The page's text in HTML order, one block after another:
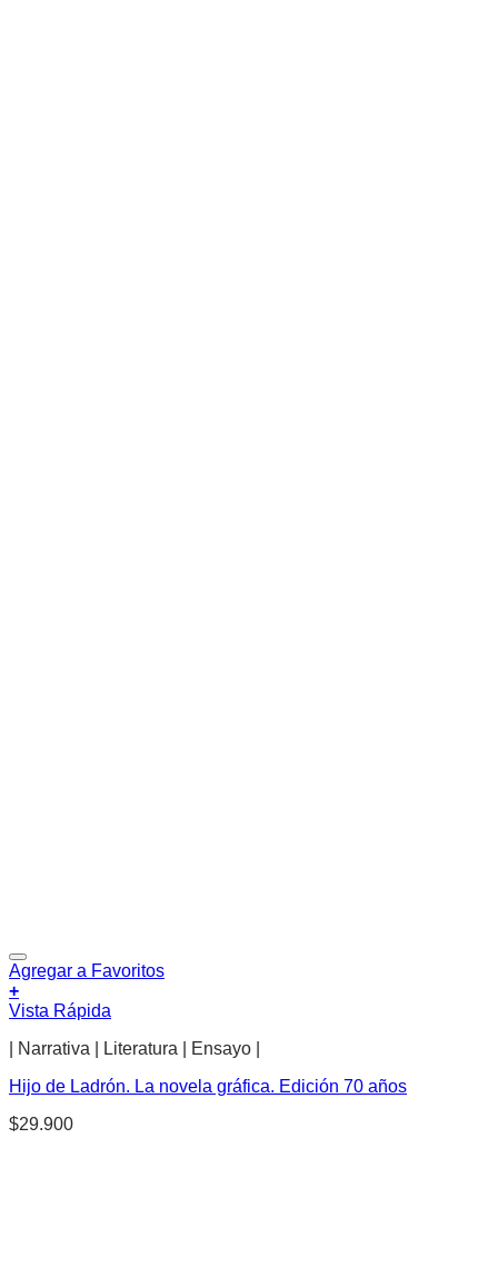
Agregar a Favoritos
+
Vista Rápida
| Narrativa | Literatura | Ensayo |
Hijo de Ladrón. La novela gráfica. Edición 70 años
$29.900